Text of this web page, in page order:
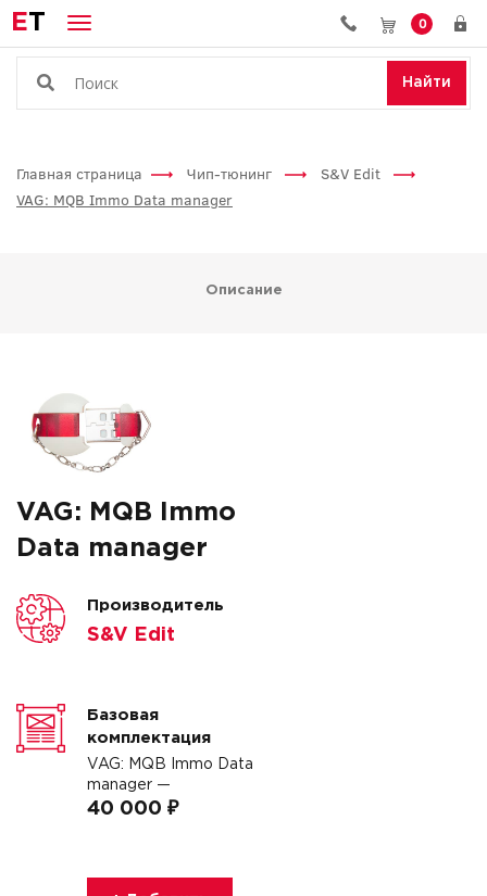
ET 0
Найти
Главная страница Чип-тюнинг
S&V Edit
VAG: MQB Immo Data manager
Описание
VAG: MQB Immo
Data manager
Производитель
S&V Edit
Базовая
комплектация
VAG: MQB Immo Data
manager —
40 000 ₽